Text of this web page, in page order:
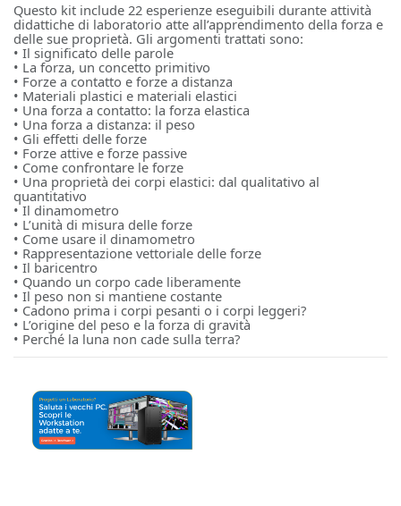
Questo kit include 22 esperienze eseguibili durante attività
didattiche di laboratorio atte all’apprendimento della forza e
delle sue proprietà. Gli argomenti trattati sono:
• Il significato delle parole
• La forza, un concetto primitivo
• Forze a contatto e forze a distanza
• Materiali plastici e materiali elastici
• Una forza a contatto: la forza elastica
• Una forza a distanza: il peso
• Gli effetti delle forze
• Forze attive e forze passive
• Come confrontare le forze
• Una proprietà dei corpi elastici: dal qualitativo al
quantitativo
• Il dinamometro
• L’unità di misura delle forze
• Come usare il dinamometro
• Rappresentazione vettoriale delle forze
• Il baricentro
• Quando un corpo cade liberamente
• Il peso non si mantiene costante
• Cadono prima i corpi pesanti o i corpi leggeri?
• L’origine del peso e la forza di gravità
• Perché la luna non cade sulla terra?